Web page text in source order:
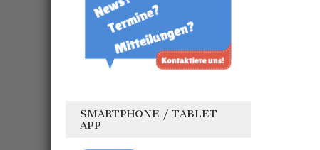
SMARTPHONE / TABLET
APP